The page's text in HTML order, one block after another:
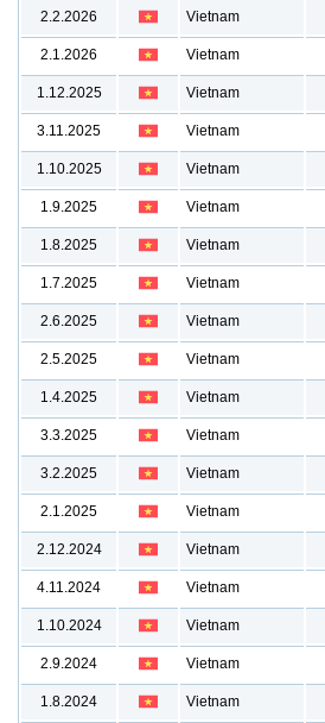
2.2.2026 Vietnam
2.1.2026 Vietnam
1.12.2025 Vietnam
3.11.2025 Vietnam
1.10.2025 Vietnam
1.9.2025 Vietnam
1.8.2025 Vietnam
1.7.2025 Vietnam
2.6.2025 Vietnam
2.5.2025 Vietnam
1.4.2025 Vietnam
3.3.2025 Vietnam
3.2.2025 Vietnam
2.1.2025 Vietnam
2.12.2024 Vietnam
4.11.2024 Vietnam
1.10.2024 Vietnam
2.9.2024 Vietnam
1.8.2024 Vietnam